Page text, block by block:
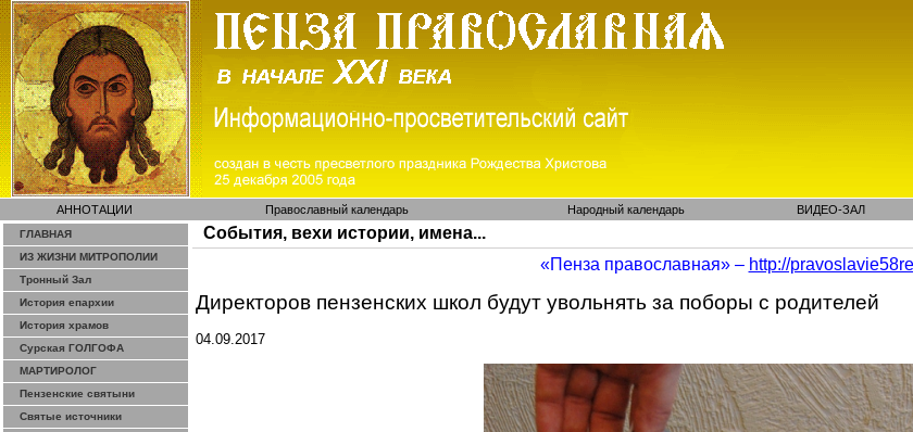
АННОТАЦИИ Православный календарь Народный календарь ВИДЕО-ЗАЛ
ГЛАВНАЯ
ИЗ ЖИЗНИ МИТРОПОЛИИ
Тронный Зал
История епархии
История храмов
Сурская ГОЛГОФА
МАРТИРОЛОГ
Пензенские святыни
Святые источники
События, вехи истории, имена...
«Пенза православная» – http://
Директоров пензенских школ будут увольнять за поборы с родителей
04.09.2017